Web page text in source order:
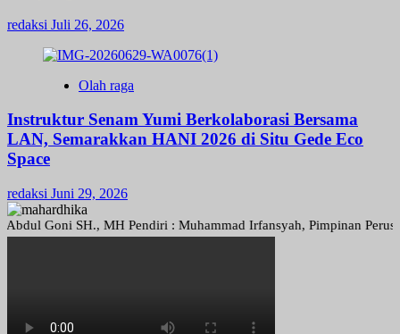
redaksi Juli 26, 2026
Olah raga
Instruktur Senam Yumi Berkolaborasi Bersama
LAN, Semarakkan HANI 2026 di Situ Gede Eco
Space
redaksi Juni 29, 2026
Goni SH., MH Pendiri : Muhammad Irfansyah, Pimpinan